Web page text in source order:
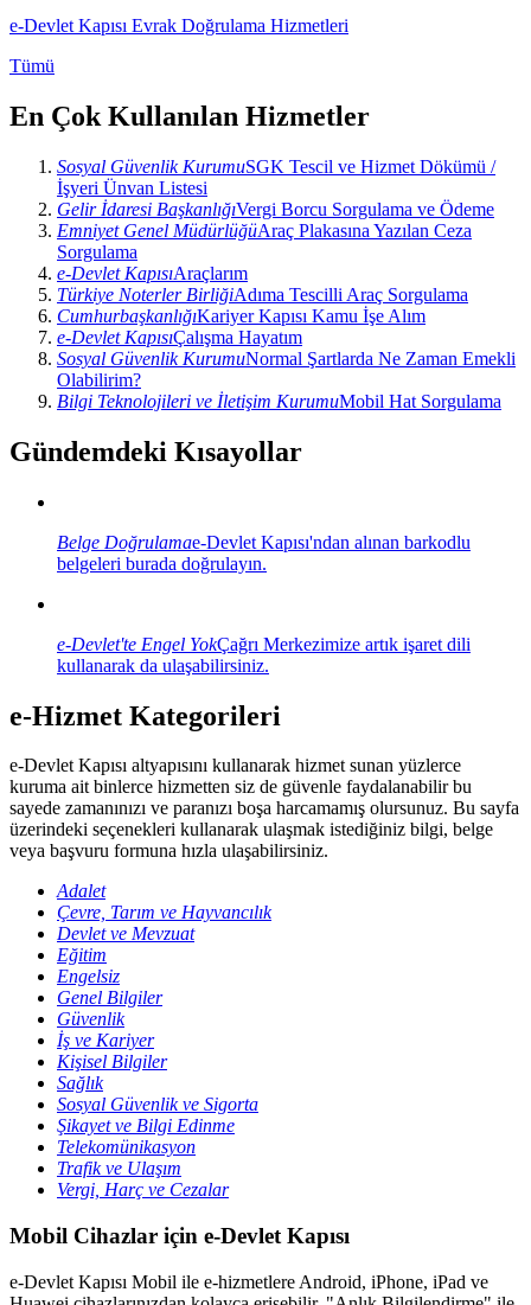
e-Devlet Kapısı Evrak Doğrulama Hizmetleri
Tümü
En Çok Kullanılan Hizmetler
Sosyal Güvenlik KurumuSGK Tescil ve Hizmet Dökümü /
İşyeri Ünvan Listesi
Gelir İdaresi BaşkanlığıVergi Borcu Sorgulama ve Ödeme
Emniyet Genel MüdürlüğüAraç Plakasına Yazılan Ceza
Sorgulama
e-Devlet KapısıAraçlarım
Türkiye Noterler BirliğiAdıma Tescilli Araç Sorgulama
CumhurbaşkanlığıKariyer Kapısı Kamu İşe Alım
e-Devlet KapısıÇalışma Hayatım
Sosyal Güvenlik KurumuNormal Şartlarda Ne Zaman Emekli
Olabilirim?
Bilgi Teknolojileri ve İletişim KurumuMobil Hat Sorgulama
Gündemdeki Kısayollar
Belge Doğrulamae-Devlet Kapısı'ndan alınan barkodlu
belgeleri burada doğrulayın.
e-Devlet'te Engel YokÇağrı Merkezimize artık işaret dili
kullanarak da ulaşabilirsiniz.
e-Hizmet Kategorileri
e-Devlet Kapısı altyapısını kullanarak hizmet sunan yüzlerce
kuruma ait binlerce hizmetten siz de güvenle faydalanabilir bu
sayede zamanınızı ve paranızı boşa harcamamış olursunuz. Bu sayfa
üzerindeki seçenekleri kullanarak ulaşmak istediğiniz bilgi, belge
veya başvuru formuna hızla ulaşabilirsiniz.
Adalet
Çevre, Tarım ve Hayvancılık
Devlet ve Mevzuat
Eğitim
Engelsiz
Genel Bilgiler
Güvenlik
İş ve Kariyer
Kişisel Bilgiler
Sağlık
Sosyal Güvenlik ve Sigorta
Şikayet ve Bilgi Edinme
Telekomünikasyon
Trafik ve Ulaşım
Vergi, Harç ve Cezalar
Mobil Cihazlar için e-Devlet Kapısı
e-Devlet Kapısı Mobil ile e-hizmetlere Android, iPhone, iPad ve